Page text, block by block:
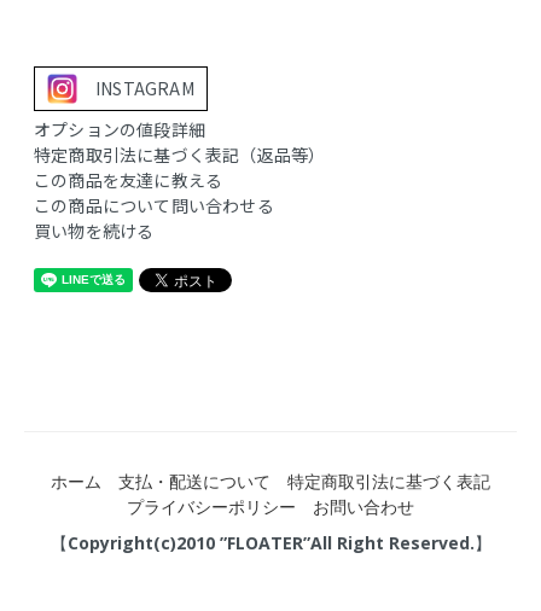
INSTAGRAM
オプションの値段詳細
特定商取引法に基づく表記（返品等）
この商品を友達に教える
この商品について問い合わせる
買い物を続ける
ホーム 支払・配送について
特定商取引法に基づく表記
プライバシーポリシー
お問い合わせ
【Copyright(c)2010 ”FLOATER”All Right Reserved.】